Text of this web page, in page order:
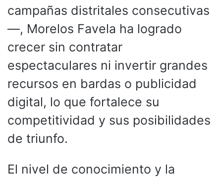
campañas distritales consecutivas
—, Morelos Favela ha logrado
crecer sin contratar
espectaculares ni invertir grandes
recursos en bardas o publicidad
digital, lo que fortalece su
competitividad y sus posibilidades
de triunfo.
El nivel de conocimiento y la